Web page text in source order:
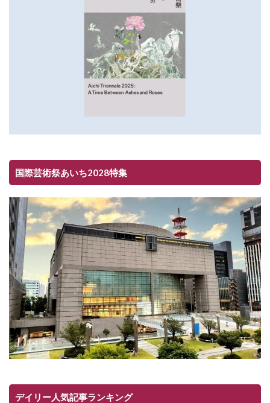
国際芸術祭あいち2028特集
デイリー人気記事ランキング